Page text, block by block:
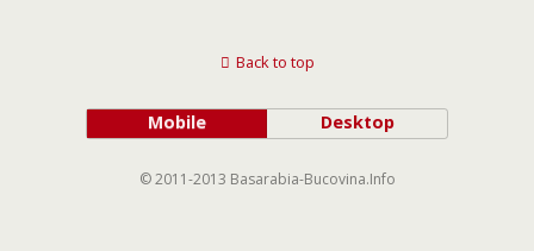
Back to top
Mobile Desktop
© 2011-2013 Basarabia-Bucovina.Info